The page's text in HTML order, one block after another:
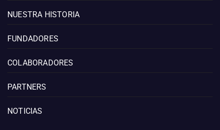
NUESTRA HISTORIA
FUNDADORES
COLABORADORES
PARTNERS
NOTICIAS